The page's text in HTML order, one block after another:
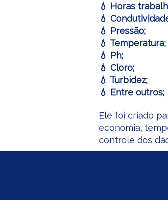
💧​ Horas
💧
💧 Pressão;
💧 Temperatura;
💧 ​Ph;
💧 ​Cloro;
💧 Turbidez;
💧​​ Entre outros;
Ele foi criado
economia,
controle dos